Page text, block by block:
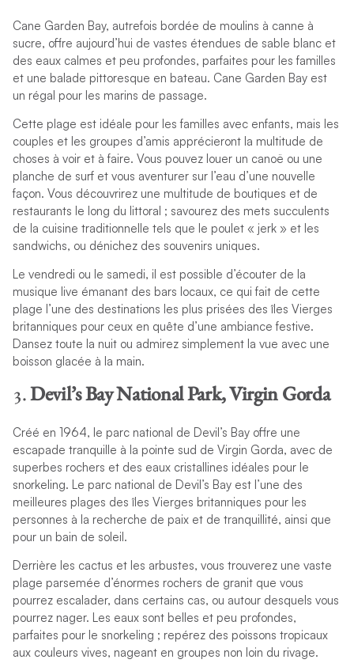
Cane Garden Bay, autrefois bordée de moulins à canne à
sucre, offre aujourd’hui de vastes étendues de sable blanc et
des eaux calmes et peu profondes, parfaites pour les familles
et une balade pittoresque en bateau. Cane Garden Bay est
un régal pour les marins de passage.
Cette plage est idéale pour les familles avec enfants, mais les
couples et les groupes d’amis apprécieront la multitude de
choses à voir et à faire. Vous pouvez louer un canoë ou une
planche de surf et vous aventurer sur l’eau d’une nouvelle
façon. Vous découvrirez une multitude de boutiques et de
restaurants le long du littoral ; savourez des mets succulents
de la cuisine traditionnelle tels que le poulet « jerk » et les
sandwichs, ou dénichez des souvenirs uniques.
Le vendredi ou le samedi, il est possible d’écouter de la
musique live émanant des bars locaux, ce qui fait de cette
plage l’une des destinations les plus prisées des îles Vierges
britanniques pour ceux en quête d’une ambiance festive.
Dansez toute la nuit ou admirez simplement la vue avec une
boisson glacée à la main.
3.Devil’s Bay National Park, Virgin Gorda
Créé en 1964, le parc national de Devil’s Bay offre une
escapade tranquille à la pointe sud de Virgin Gorda, avec de
superbes rochers et des eaux cristallines idéales pour le
snorkeling. Le parc national de Devil’s Bay est l’une des
meilleures plages des îles Vierges britanniques pour les
personnes à la recherche de paix et de tranquillité, ainsi que
pour un bain de soleil.
Derrière les cactus et les arbustes, vous trouverez une vaste
plage parsemée d’énormes rochers de granit que vous
pourrez escalader, dans certains cas, ou autour desquels vous
pourrez nager. Les eaux sont belles et peu profondes,
parfaites pour le snorkeling ; repérez des poissons tropicaux
aux couleurs vives, nageant en groupes non loin du rivage.